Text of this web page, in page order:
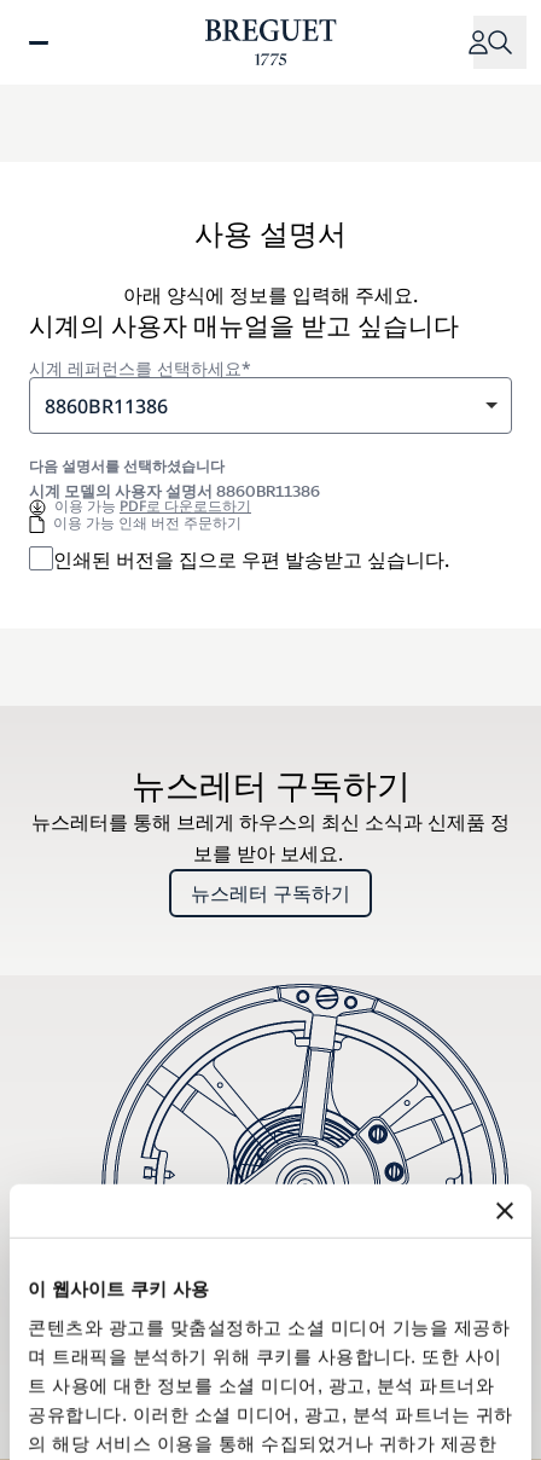
이 웹사이트 쿠키 사용
콘텐츠와 광고를 맞춤설정하고 소셜 미디어 기능을 제공하
며 트래픽을 분석하기 위해 쿠키를 사용합니다. 또한 사이
트 사용에 대한 정보를 소셜 미디어, 광고, 분석 파트너와
공유합니다. 이러한 소셜 미디어, 광고, 분석 파트너는 귀하
의 해당 서비스 이용을 통해 수집되었거나 귀하가 제공한
사용 설명서
아래 양식에 정보를 입력해 주세요.
시계의 사용자 매뉴얼을 받고 싶습니다
시계 레퍼런스를 선택하세요*
8860BR11386
다음 설명서를 선택하셨습니다
시계 모델의 사용자 설명서 8860BR11386
이용 가능 PDF로 다운로드하기
이용 가능 인쇄 버전 주문하기
인쇄된 버전을 집으로 우편 발송받고 싶습니다.
뉴스레터 구독하기
뉴스레터를 통해 브레게 하우스의 최신 소식과 신제품 정
보를 받아 보세요.
뉴스레터 구독하기